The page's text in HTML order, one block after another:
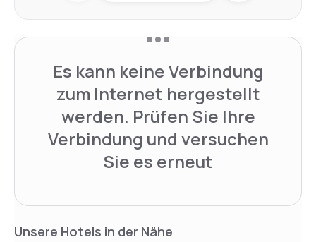
Es kann keine Verbindung
zum Internet hergestellt
werden. Prüfen Sie Ihre
Verbindung und versuchen
Sie es erneut
Unsere Hotels in der Nähe